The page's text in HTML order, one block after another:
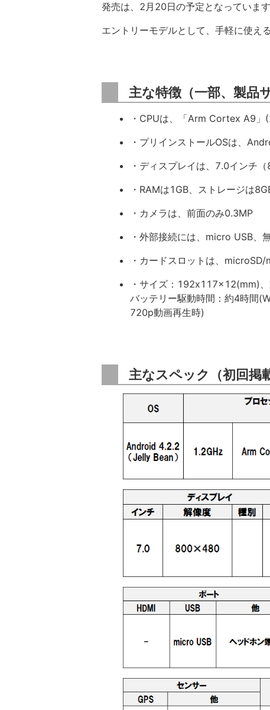
発売は、2月20日の予定となっています
エントリーモデルとして、手軽に使え
主な特徴（一部、製品
・CPUは、「Arm Cortex A9」
・プリインストールOSは、
・ディスプレイは、7.0インチ（
・RAMは1GB、ストレージは
・カメラは、前面のみ0.3MP
・外部接続には、micro USB
・カードスロットは、microSD/
・サイズ：192x117x12(mm)
バッテリー駆動時間：約4時間
720p動画再生時)
主なスペック（初回掲